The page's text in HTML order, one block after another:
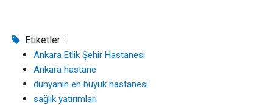
Etiketler :
Ankara Etlik Şehir Hastanesi
Ankara hastane
dünyanın en büyük hastanesi
sağlık yatırımları